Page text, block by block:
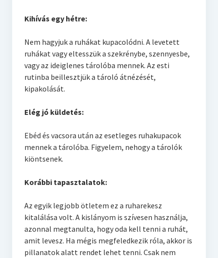
Kihívás egy hétre:
Nem hagyjuk a ruhákat kupacolódni. A levetett
ruhákat vagy eltesszük a szekrénybe, szennyesbe,
vagy az ideiglenes tárolóba mennek. Az esti
rutinba beillesztjük a tároló átnézését,
kipakolását.
Elég jó küldetés:
Ebéd és vacsora után az esetleges ruhakupacok
mennek a tárolóba. Figyelem, nehogy a tárolók
kiöntsenek.
Korábbi tapasztalatok:
Az egyik legjobb ötletem ez a ruharekesz
kitalálása volt. A kislányom is szívesen használja,
azonnal megtanulta, hogy oda kell tenni a ruhát,
amit levesz. Ha mégis megfeledkezik róla, akkor is
pillanatok alatt rendet lehet tenni. Csak nem